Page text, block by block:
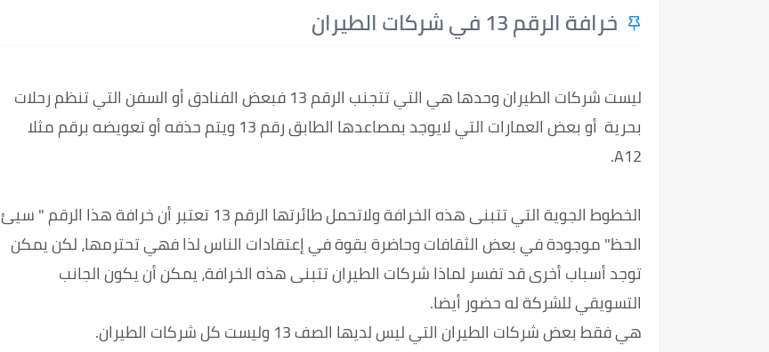
خرافة الرقم 13 في شركات الطيران
ليست شركات الطيران وحدها هي التي تتجنب الرقم 13 فبعض الفنادق أو السفن التي تنظم رحلات
بحرية أو بعض العمارات التي لايوجد بمصاعدها الطابق رقم 13 ويتم حذفه أو تعويضه برقم مثلا
A12.
الخطوط الجوية التي تتبنى هذه الخرافة ولاتحمل طائرتها الرقم 13 تعتبر أن خرافة هذا الرقم " سيئ
الحظ" موجودة في بعض الثقافات وحاضرة بقوة في إعتقادات الناس لذا فهي تحترمها، لكن يمكن
توجد أسباب أخرى قد تفسر لماذا شركات الطيران تتبنى هذه الخرافة، يمكن أن يكون الجانب
التسويقي للشركة له حضور أيضا.
هي فقط بعض شركات الطيران التي ليس لديها الصف 13 وليست كل شركات الطيران.